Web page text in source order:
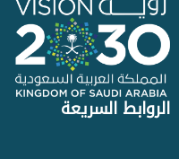
الروابط السريعة